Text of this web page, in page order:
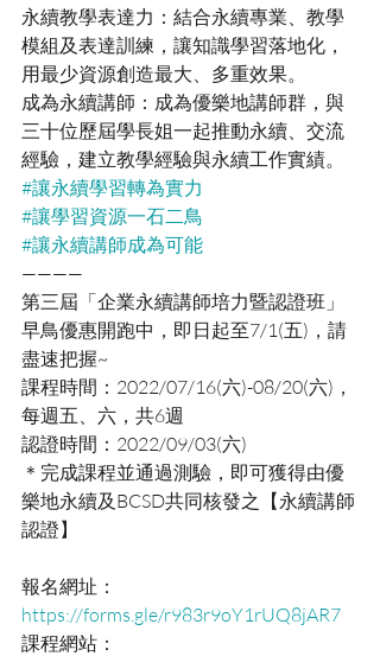
永續教學表達力：結合永續專業、教學
模組及表達訓練，讓知識學習落地化，
用最少資源創造最大、多重效果。
成為永續講師：成為優樂地講師群，與
三十位歷屆學長姐一起推動永續、交流
經驗，建立教學經驗與永續工作實績。
#讓永續學習轉為實力
#讓學習資源一石二鳥
#讓永續講師成為可能
————
第三屆「企業永續講師培力暨認證班」
早鳥優惠開跑中，即日起至7/1(五)，請
盡速把握~
課程時間：2022/07/16(六)-08/20(六)，
每週五、六，共6週
認證時間：2022/09/03(六)
＊完成課程並通過測驗，即可獲得由優
樂地永續及BCSD共同核發之【永續講師
認證】
報名網址：
https://forms.gle/r983r9oY1rUQ8jAR7
課程網站：